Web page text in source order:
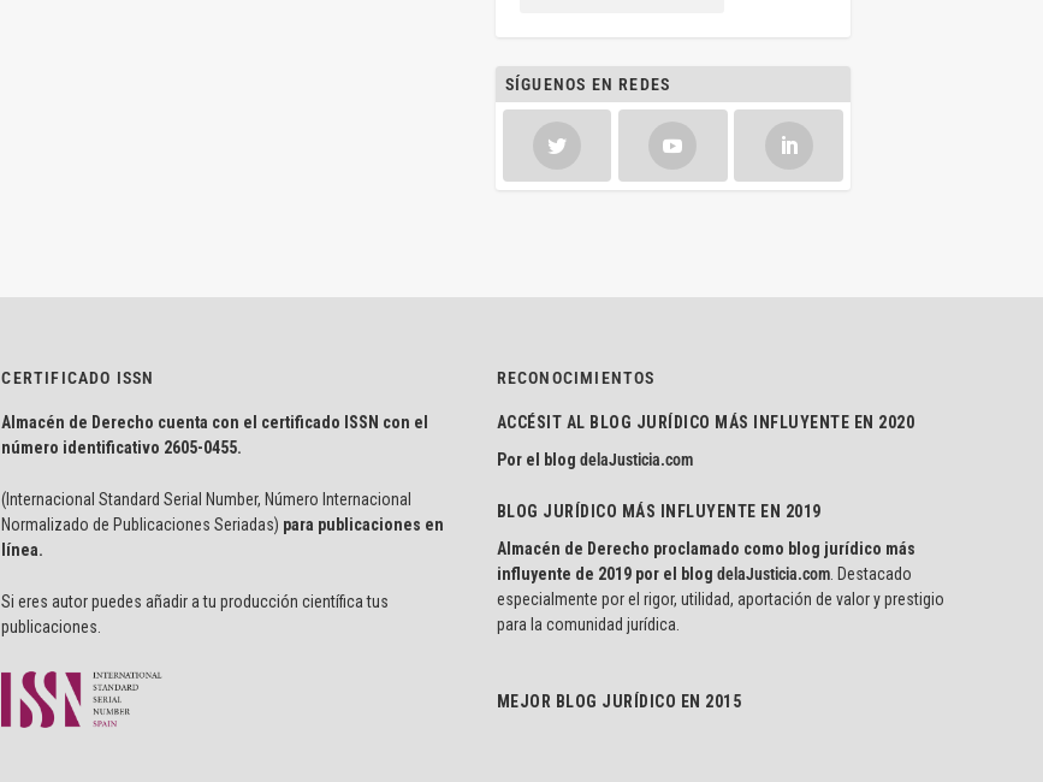
SÍGUENOS EN REDES
CERTIFICADO ISSN
Almacén de Derecho cuenta con el certificado ISSN con el
número identificativo 2605-0455.
(Internacional Standard Serial Number, Número Internacional
Normalizado de Publicaciones Seriadas) para publicaciones en
línea.
Si eres autor puedes añadir a tu producción científica tus
publicaciones.
RECONOCIMIENTOS
ACCÉSIT AL BLOG JURÍDICO MÁS INFLUYENTE EN 2020
Por el blog delaJusticia.com
BLOG JURÍDICO MÁS INFLUYENTE EN 2019
Almacén de Derecho proclamado como blog jurídico más
influyente de 2019 por el blog delaJusticia.com. Destacado
especialmente por el rigor, utilidad, aportación de valor y prestigio
para la comunidad jurídica.
MEJOR BLOG JURÍDICO EN 2015